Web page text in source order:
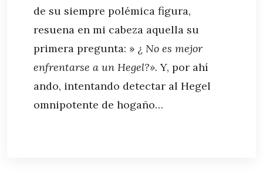
de su siempre polémica figura,
resuena en mi cabeza aquella su
primera pregunta: » ¿ No es mejor
enfrentarse a un Hegel?». Y, por ahí
ando, intentando detectar al Hegel
omnipotente de hogaño…